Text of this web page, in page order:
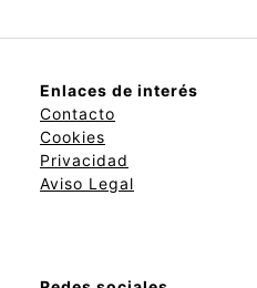
Enlaces de interés
Contacto
Cookies
Privacidad
Aviso Legal